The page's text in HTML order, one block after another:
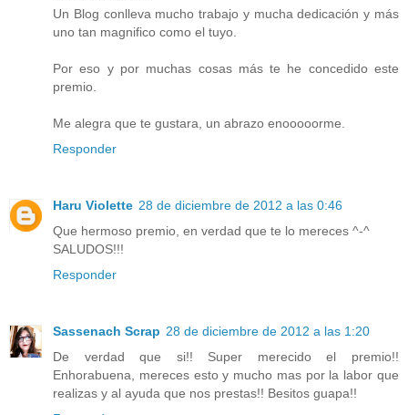
Un Blog conlleva mucho trabajo y mucha dedicación y más
uno tan magnifico como el tuyo.
Por eso y por muchas cosas más te he concedido este
premio.
Me alegra que te gustara, un abrazo enooooorme.
Responder
Haru Violette 28 de diciembre de 2012 a las 0:46
Que hermoso premio, en verdad que te lo mereces ^-^
SALUDOS!!!
Responder
Sassenach Scrap 28 de diciembre de 2012 a las 1:20
De verdad que si!! Super merecido el premio!!
Enhorabuena, mereces esto y mucho mas por la labor que
realizas y al ayuda que nos prestas!! Besitos guapa!!